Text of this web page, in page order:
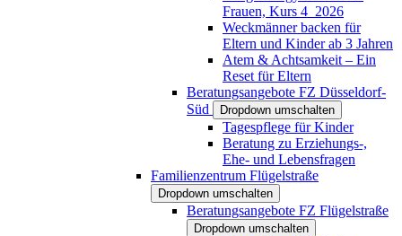
Frauen, Kurs 4_2026
Weckmänner backen für
Eltern und Kinder ab 3 Jahren
Atem & Achtsamkeit – Ein
Reset für Eltern
Beratungsangebote FZ Düsseldorf-
Süd
Dropdown umschalten
Tagespflege für Kinder
Beratung zu Erziehungs-,
Ehe- und Lebensfragen
Familienzentrum Flügelstraße
Dropdown umschalten
Beratungsangebote FZ Flügelstraße
Dropdown umschalten